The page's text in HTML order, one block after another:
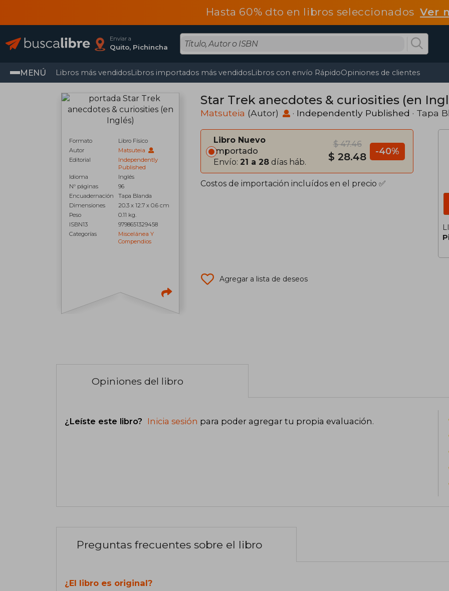
Hasta 60% dto en libros seleccionadosVer
Enviar a
Quito, Pichincha
MENÚ Libros más vendidosLibros importados más vendidosLibros con envío RápidoOpiniones de clientes
Formato
Libro Físico
Autor
Matsuteia
Editorial
Independently
Published
Idioma
Inglés
N° páginas
96
Encuadernación
Tapa Blanda
Dimensiones
20.3 x 12.7 x 0.6 cm
Peso
0.11 kg.
ISBN13
9798651329458
Categorías
Miscelánea Y
Compendios
Star Trek anecdotes & curiosities (en
Matsuteia (Autor) · Independently Published · Tapa
Libro Nuevo
Importado
Envío: 21 a 28 días háb.
$ 47.46
$ 28.48 -40%
Costos de importación incluídos en el precio ✅
Agregar a lista de deseos
Opiniones del libro
¿Leíste este libro? Inicia sesión para poder agregar tu propia evaluación.
Preguntas frecuentes sobre el libro
¿El libro es original?